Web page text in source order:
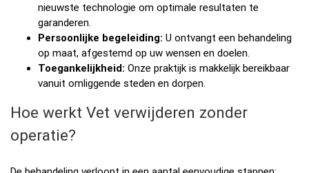
nieuwste technologie om optimale resultaten te
garanderen.
Persoonlijke begeleiding: U ontvangt een behandeling
op maat, afgestemd op uw wensen en doelen.
Toegankelijkheid: Onze praktijk is makkelijk bereikbaar
vanuit omliggende steden en dorpen.
Hoe werkt Vet verwijderen zonder
operatie?